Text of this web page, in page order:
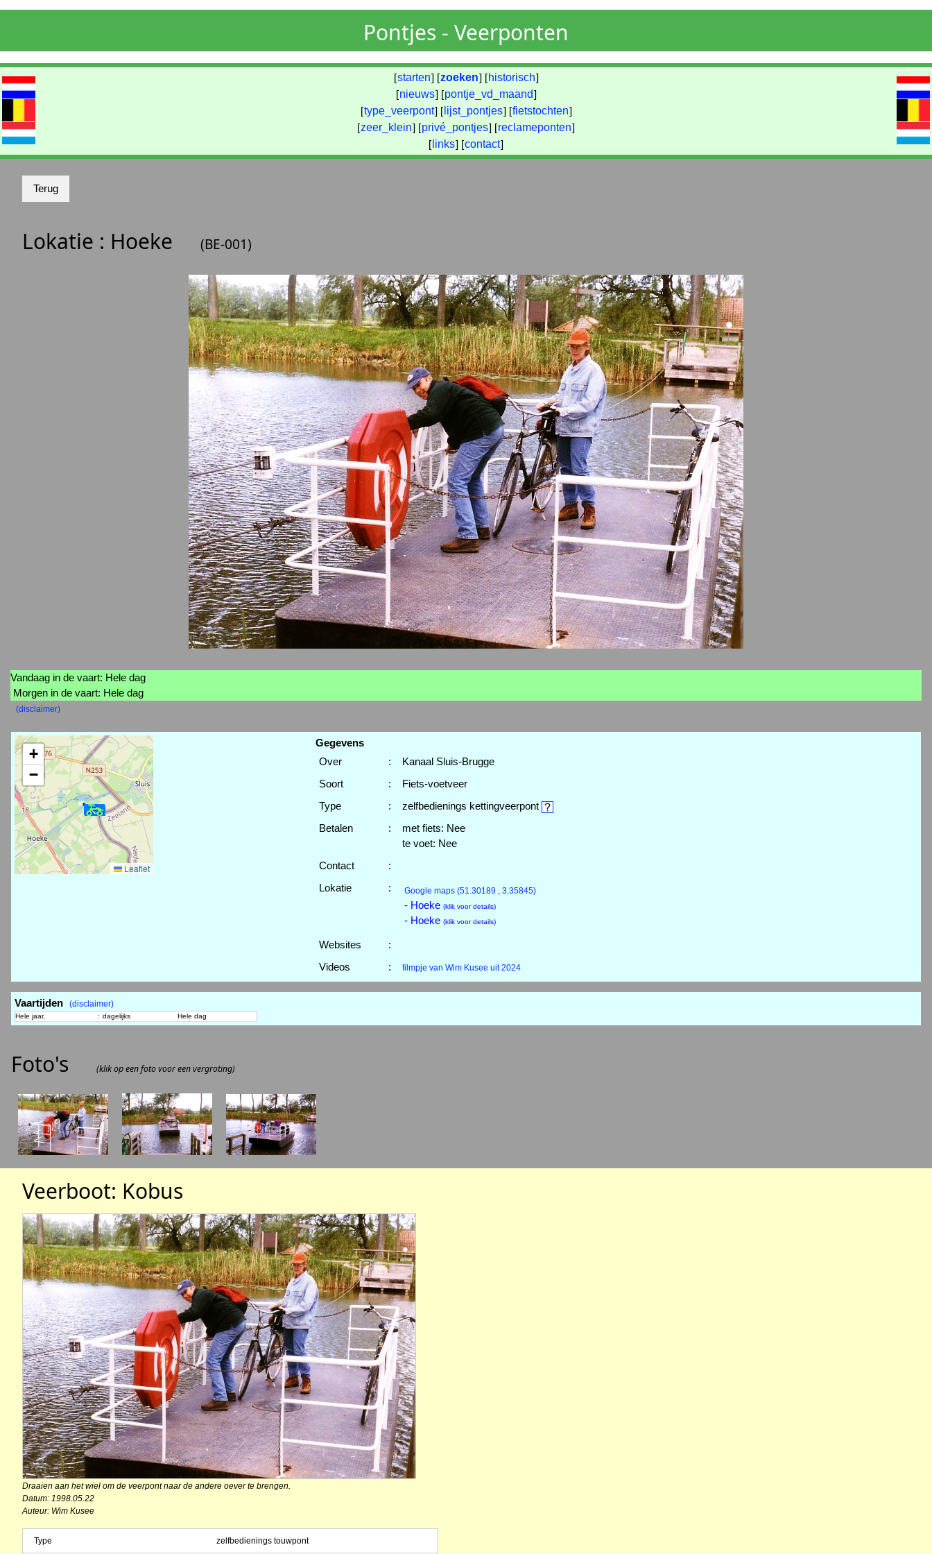
Pontjes - Veerponten
[starten] [zoeken] [ historisch]
[nieuws] [pontje_vd_maand]
[type_veerpont] [ lijst_pontjes] [fietstochten]
[zeer_klein] [privé_pontjes] [reclameponten]
[ links] [contact]
Lokatie : Hoeke (BE-001)
Vandaag in de vaart: Hele dag
Morgen in de vaart: Hele dag
(disclaimer)
+
−
Leaflet
Gegevens
Over
:
Kanaal Sluis-Brugge
Soort
:
Fiets-voetveer
Type
:
zelfbedienings kettingveerpont
Betalen
:
met fiets: Nee
te voet: Nee
Contact
:
Lokatie
: Google maps (51.30189 , 3.35845)
- Hoeke (klik voor details)
- Hoeke (klik voor details)
Websites
:
Videos
: filmpje van Wim Kusee uit 2024
Vaartijden (disclaimer)
Hele jaar, : dagelijks Hele dag
Foto's (klik op een foto voor een vergroting)
Veerboot: Kobus
Draaien aan het wiel om de veerpont naar de andere oever te brengen.
Datum: 1998.05.22
Auteur: Wim Kusee
Type zelfbedienings touwpont